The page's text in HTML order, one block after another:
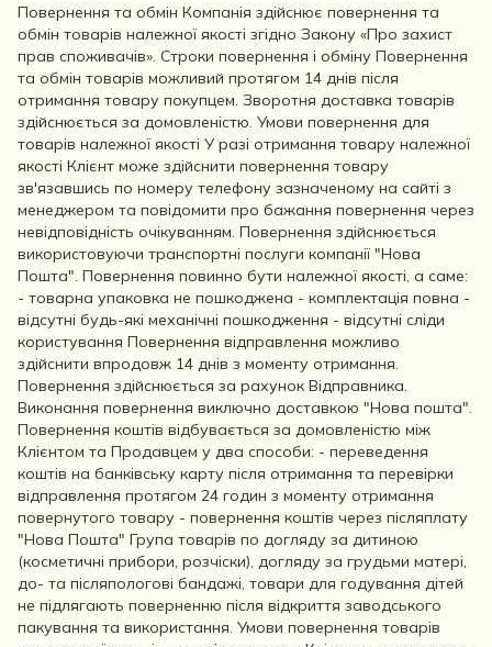
Повернення та обмін Компанія здійснює повернення та
обмін товарів належної якості згідно Закону «Про захист
прав споживачів». Строки повернення і обміну Повернення
та обмін товарів можливий протягом 14 днів після
отримання товару покупцем. Зворотня доставка товарів
здійснюється за домовленістю. Умови повернення для
товарів належної якості У разі отримання товару належної
якості Клієнт може здійснити повернення товару
зв'язавшись по номеру телефону зазначеному на сайті з
менеджером та повідомити про бажання повернення через
невідповідність очікуванням. Повернення здійснюється
використовуючи транспортні послуги компанії "Нова
Пошта". Повернення повинно бути належної якості, а саме:
- товарна упаковка не пошкоджена - комплектація повна -
відсутні будь-які механічні пошкодження - відсутні сліди
користування Повернення відправлення можливо
здійснити впродовж 14 днів з моменту отримання.
Повернення здійснюється за рахунок Відправника.
Виконання повернення виключно доставкою "Нова пошта".
Повернення коштів відбувається за домовленістю між
Клієнтом та Продавцем у два способи: - переведення
коштів на банківську карту після отримання та перевірки
відправлення протягом 24 годин з моменту отримання
повернутого товару - повернення коштів через післяплату
"Нова Пошта" Група товарів по догляду за дитиною
(косметичні прибори, розчіски), догляду за грудьми матері,
до- та післяпологові бандажі, товари для годування дітей
не підлягають поверненню після відкриття заводського
пакування та використання. Умови повернення товарів